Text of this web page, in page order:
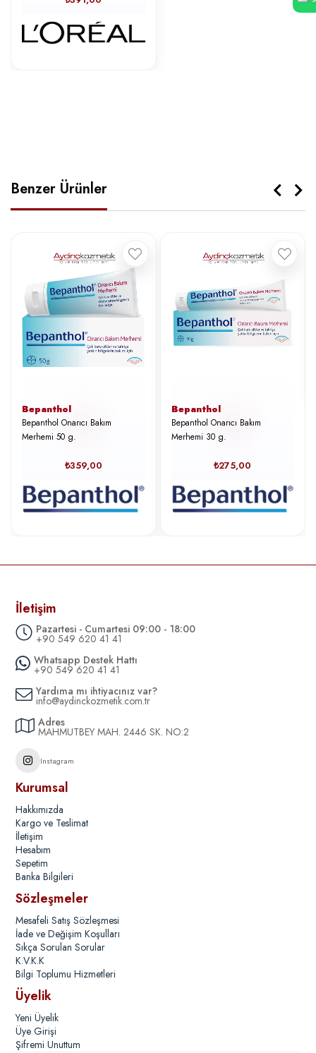
Benzer Ürünler
Bepanthol
Bepanthol Onarıcı Bakım
Merhemi 50 g.
₺359,00
Bepanthol
Bepanthol Onarıcı Bakım
Merhemi 30 g.
₺275,00
İletişim
Pazartesi - Cumartesi 09:00 - 18:00
+90 549 620 41 41
Whatsapp Destek Hattı
+90 549 620 41 41
Yardıma mı ihtiyacınız var?
info@aydinckozmetik.com.tr
Adres
MAHMUTBEY MAH. 2446 SK. NO:2
Instagram
Kurumsal
Hakkımızda
Kargo ve Teslimat
İletişim
Hesabım
Sepetim
Banka Bilgileri
Sözleşmeler
Mesafeli Satış Sözleşmesi
İade ve Değişim Koşulları
Sıkça Sorulan Sorular
K.V.K.K
Bilgi Toplumu Hizmetleri
Üyelik
Yeni Üyelik
Üye Girişi
Şifremi Unuttum